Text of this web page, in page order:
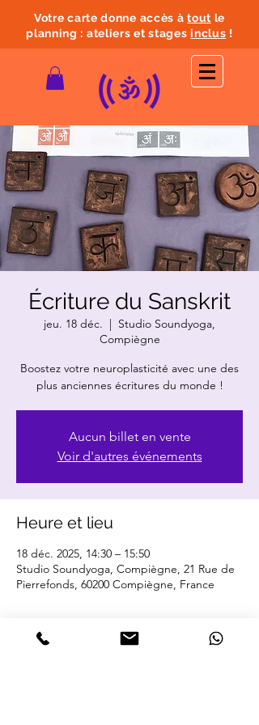
Votre carte donne accès àtout le
planning : ateliers et stagesinclus !
Écriture du Sanskrit
jeu. 18 déc.
  |
Studio Soundyoga,
Compiègne
Boostez votre neuroplasticité avec une des
plus anciennes écritures du monde !
Aucun billet en vente
Voir d'autres événements
Heure et lieu
18 déc. 2025, 14:30 – 15:50
Studio Soundyoga, Compiègne, 21 Rue de
Pierrefonds, 60200 Compiègne, France